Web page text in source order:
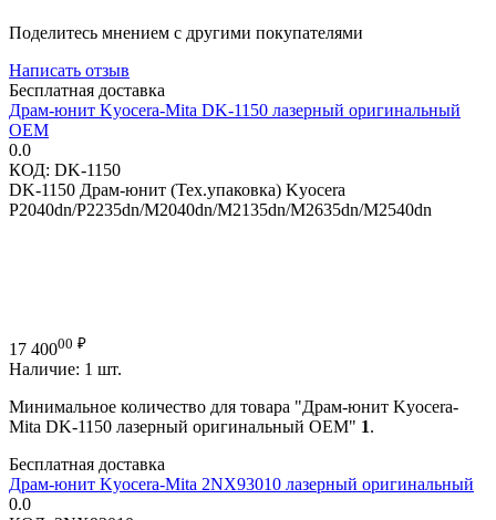
Поделитесь мнением с другими покупателями
Написать отзыв
Бесплатная доставка
Драм-юнит Kyocera-Mita DK-1150 лазерный оригинальный
OEM
0.0
КОД: DK-1150
DK-1150 Драм-юнит (Тех.упаковка) Kyocera
P2040dn/P2235dn/M2040dn/M2135dn/M2635dn/M2540dn
17 40000 ₽
Наличие: 1 шт.
Минимальное количество для товара "Драм-юнит Kyocera-
Mita DK-1150 лазерный оригинальный OEM" 1.
Бесплатная доставка
Драм-юнит Kyocera-Mita 2NX93010 лазерный оригинальный
0.0